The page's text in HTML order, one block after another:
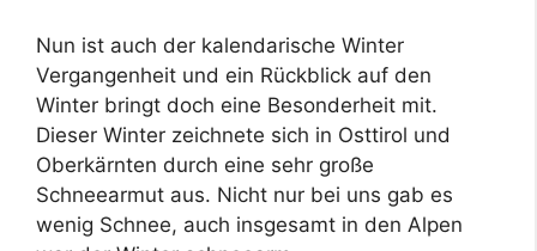
Nun ist auch der kalendarische Winter
Vergangenheit und ein Rückblick auf den
Winter bringt doch eine Besonderheit mit.
Dieser Winter zeichnete sich in Osttirol und
Oberkärnten durch eine sehr große
Schneearmut aus. Nicht nur bei uns gab es
wenig Schnee, auch insgesamt in den Alpen